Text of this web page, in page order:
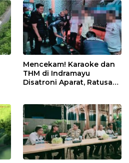
Mencekam! Karaoke dan
THM di Indramayu
Disatroni Aparat, Ratusan